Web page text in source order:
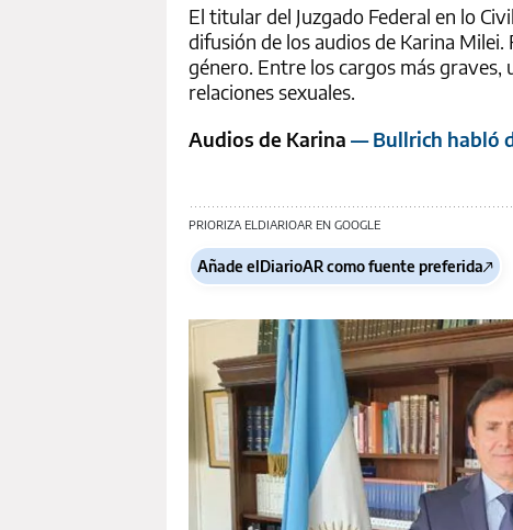
El titular del Juzgado Federal en lo
difusión de los audios de Karina
género. Entre los cargos más
relaciones sexuales.
Audios de Karina — Bullrich habló
PRIORIZA ELDIARIOAR EN GOOGLE
Añade elDiarioAR como fuente preferida